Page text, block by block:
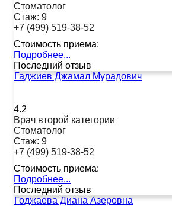
Стоматолог
Стаж: 9
+7 (499) 519-38-52
Стоимость приема:
Подробнее...
Последний отзыв
Гаджиев Джамал Мурадович
4.2
Врач второй категории
Стоматолог
Стаж: 9
+7 (499) 519-38-52
Стоимость приема:
Подробнее...
Последний отзыв
Годжаева Диана Азеровна